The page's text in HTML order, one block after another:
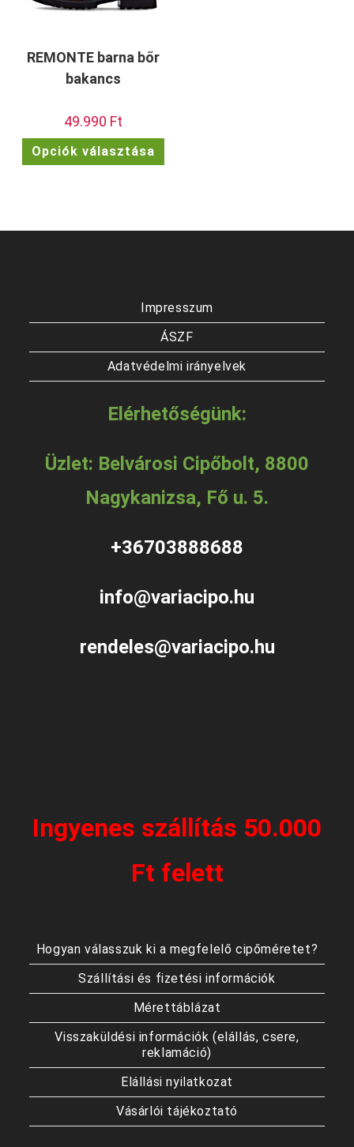
REMONTE barna bőr
bakancs
49.990 Ft
Opciók választása
terméknek
a
Impresszum
ÁSZF
Adatvédelmi irányelvek
Elérhetőségünk:
Üzlet: Belvárosi Cipőbolt, 8800
Nagykanizsa, Fő u. 5.
+36703888688
info@variacipo.hu
rendeles@variacipo.hu
Ingyenes szállítás 50.000
Ft felett
Hogyan válasszuk ki a megfelelő cipőméretet?
Szállítási és fizetési információk
Mérettáblázat
Visszaküldési információk (elállás, csere,
reklamáció)
Elállási nyilatkozat
Vásárlói tájékoztató